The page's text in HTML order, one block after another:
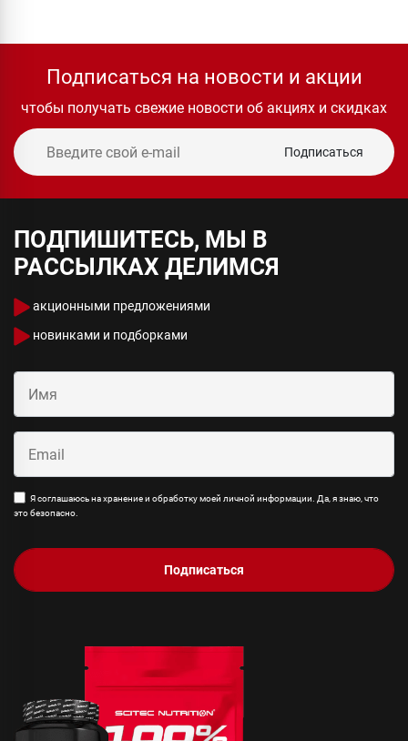
Подписаться на новости и акции
чтобы получать свежие новости об акциях и скидках
Подписаться
ПОДПИШИТЕСЬ, МЫ В
РАССЫЛКАХ ДЕЛИМСЯ
акционными предложениями
новинками и подборками
Я соглашаюсь на хранение и обработку моей личной информации. Да, я знаю, что
это безопасно.
Подписаться